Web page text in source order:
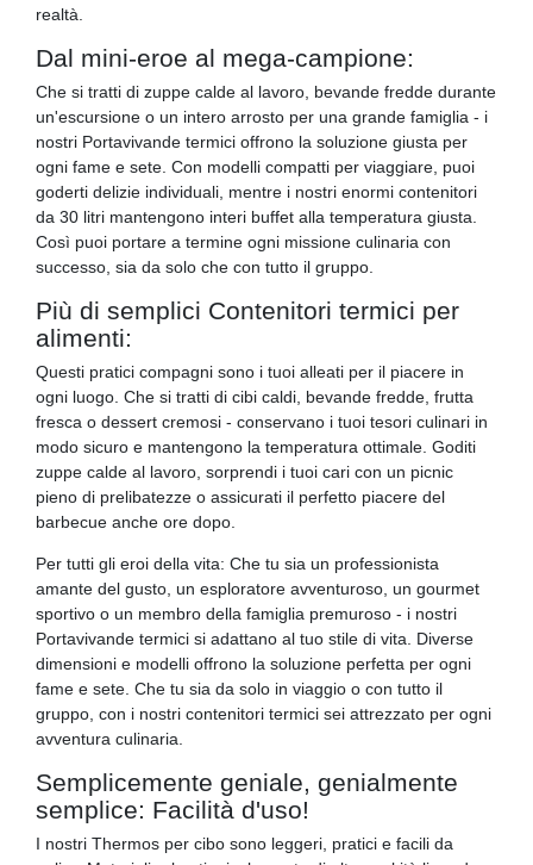
realtà.
Dal mini-eroe al mega-campione:
Che si tratti di zuppe calde al lavoro, bevande fredde durante
un'escursione o un intero arrosto per una grande famiglia - i
nostri Portavivande termici offrono la soluzione giusta per
ogni fame e sete. Con modelli compatti per viaggiare, puoi
goderti delizie individuali, mentre i nostri enormi contenitori
da 30 litri mantengono interi buffet alla temperatura giusta.
Così puoi portare a termine ogni missione culinaria con
successo, sia da solo che con tutto il gruppo.
Più di semplici Contenitori termici per
alimenti:
Questi pratici compagni sono i tuoi alleati per il piacere in
ogni luogo. Che si tratti di cibi caldi, bevande fredde, frutta
fresca o dessert cremosi - conservano i tuoi tesori culinari in
modo sicuro e mantengono la temperatura ottimale. Goditi
zuppe calde al lavoro, sorprendi i tuoi cari con un picnic
pieno di prelibatezze o assicurati il ​​perfetto piacere del
barbecue anche ore dopo.
Per tutti gli eroi della vita: Che tu sia un professionista
amante del gusto, un esploratore avventuroso, un gourmet
sportivo o un membro della famiglia premuroso - i nostri
Portavivande termici si adattano al tuo stile di vita. Diverse
dimensioni e modelli offrono la soluzione perfetta per ogni
fame e sete. Che tu sia da solo in viaggio o con tutto il
gruppo, con i nostri contenitori termici sei attrezzato per ogni
avventura culinaria.
Semplicemente geniale, genialmente
semplice: Facilità d'uso!
I nostri Thermos per cibo sono leggeri, pratici e facili da